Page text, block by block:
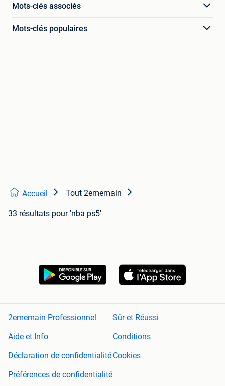
Mots-clés associés
Mots-clés populaires
Accueil Tout 2ememain
33 résultats pour 'nba ps5'
2ememain Professionnel
Sûr et Réussi
Aide et Info
Conditions
Déclaration de confidentialitéCookies
Préférences de confidentialité